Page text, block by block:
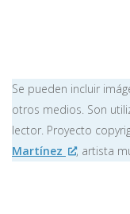
Se pueden incluir
otros medios. Son
lector. Proyecto
Martínez
, artista